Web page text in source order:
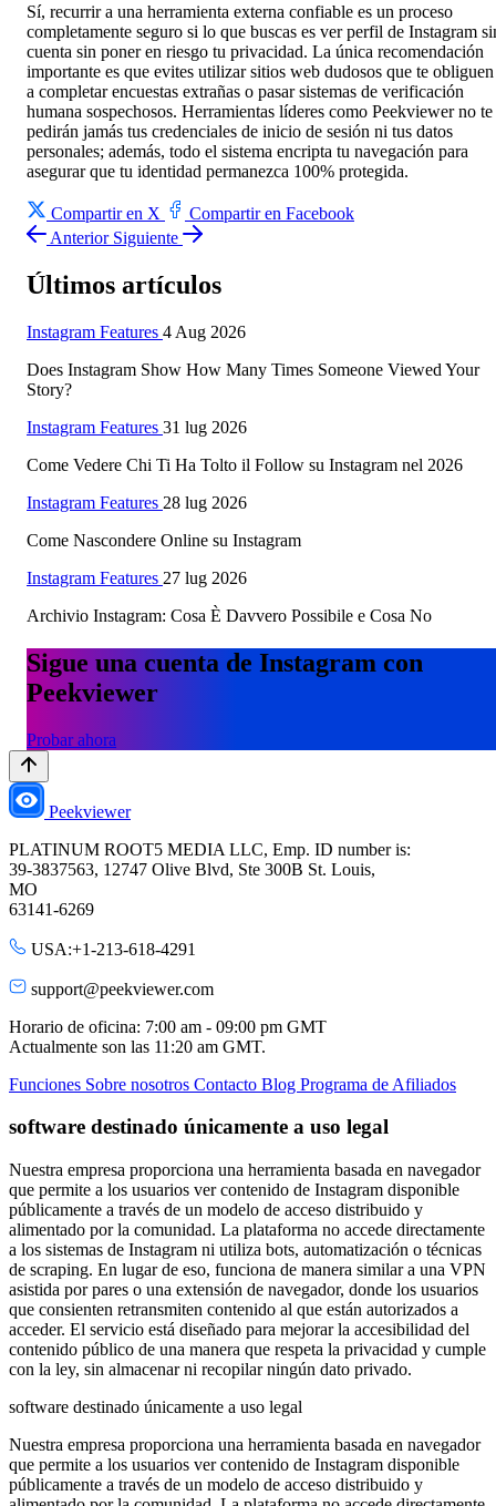
Sí, recurrir a una herramienta externa confiable es un proceso
completamente seguro si lo que buscas es ver perfil de Instagram
cuenta sin poner en riesgo tu privacidad. La única recomendación
importante es que evites utilizar sitios web dudosos que te obliguen
a completar encuestas extrañas o pasar sistemas de verificación
humana sospechosos. Herramientas líderes como Peekviewer no te
pedirán jamás tus credenciales de inicio de sesión ni tus datos
personales; además, todo el sistema encripta tu navegación para
asegurar que tu identidad permanezca 100% protegida.
Compartir en X
Compartir en Facebook
Anterior Siguiente
Últimos artículos
Instagram Features 4 Aug 2026
Does Instagram Show How Many Times Someone Viewed Your
Story?
Instagram Features 31 lug 2026
Come Vedere Chi Ti Ha Tolto il Follow su Instagram nel 2026
Instagram Features 28 lug 2026
Come Nascondere Online su Instagram
Instagram Features 27 lug 2026
Archivio Instagram: Cosa È Davvero Possibile e Cosa No
Sigue una cuenta de Instagram con
Peekviewer
Probar ahora
Peekviewer
PLATINUM ROOT5 MEDIA LLC, Emp. ID number is:
39-3837563, 12747 Olive Blvd, Ste 300B St. Louis,
MO
63141-6269
USA:+1-213-618-4291
support@peekviewer.com
Horario de oficina: 7:00 am - 09:00 pm GMT
Actualmente son las 11:20 am GMT.
Funciones Sobre nosotros Contacto Blog Programa de Afiliados
software destinado únicamente a uso legal
Nuestra empresa proporciona una herramienta basada en navegador
que permite a los usuarios ver contenido de Instagram disponible
públicamente a través de un modelo de acceso distribuido y
alimentado por la comunidad. La plataforma no accede directamente
a los sistemas de Instagram ni utiliza bots, automatización o técnicas
de scraping. En lugar de eso, funciona de manera similar a una VPN
asistida por pares o una extensión de navegador, donde los usuarios
que consienten retransmiten contenido al que están autorizados a
acceder. El servicio está diseñado para mejorar la accesibilidad del
contenido público de una manera que respeta la privacidad y cumple
con la ley, sin almacenar ni recopilar ningún dato privado.
software destinado únicamente a uso legal
Nuestra empresa proporciona una herramienta basada en navegador
que permite a los usuarios ver contenido de Instagram disponible
públicamente a través de un modelo de acceso distribuido y